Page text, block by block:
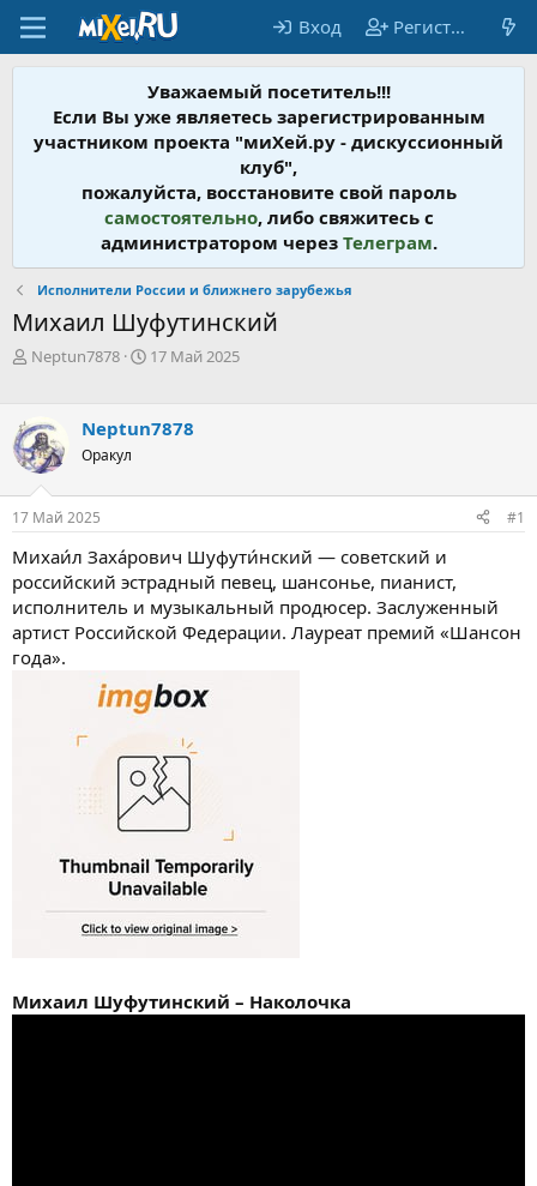
Вход Регистрация
Уважаемый посетитель!!!
Если Вы уже являетесь зарегистрированным
участником проекта "миХей.ру - дискусcионный
клуб",
пожалуйста, восстановите свой пароль
самостоятельно, либо свяжитесь с
администратором через Телеграм.
Исполнители России и ближнего зарубежья
Михаил Шуфутинский
А
о
р
т
е
ы
Neptun7878
Д
а
н
л
а
17 Май 2025
Neptun7878
Оракул
17 Май 2025 #1
Михаи́л Заха́рович Шуфути́нский — советский и
российский эстрадный певец, шансонье, пианист,
исполнитель и музыкальный продюсер. Заслуженный
артист Российской Федерации. Лауреат премий «Шансон
года».
Михаил Шуфутинский – Наколочка